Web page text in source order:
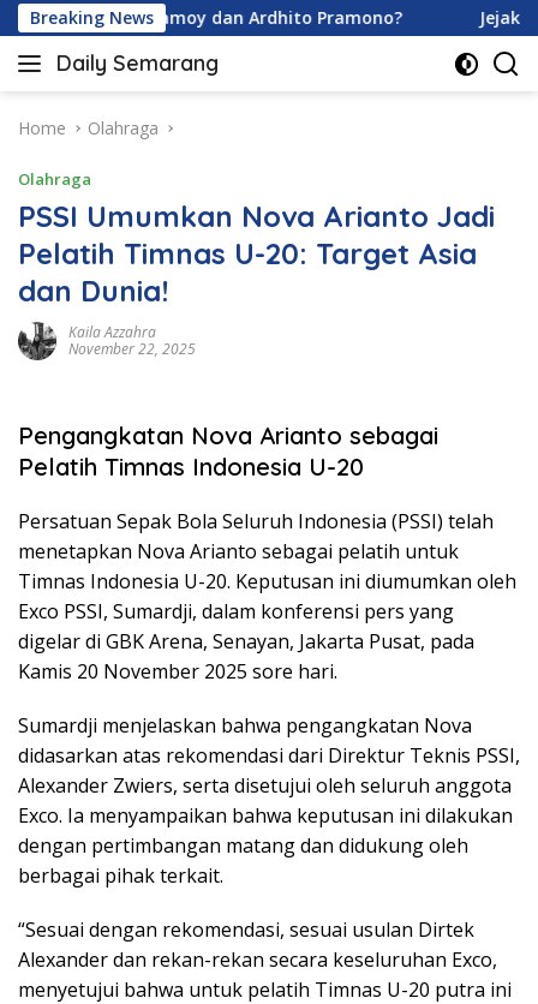
Skip
to
content
Breaking News
Davina Karamoy dan Ardhito Pramono? Jejak
Daily Semarang
"Semarang
Ini:
Terkini
untuk
Anda"
Home Olahraga
Olahraga
PSSI Umumkan Nova Arianto Jadi
Pelatih Timnas U-20: Target Asia
dan Dunia!
Kaila Azzahra
November 22, 2025
Pengangkatan Nova Arianto sebagai
Pelatih Timnas Indonesia U-20
Persatuan Sepak Bola Seluruh Indonesia (PSSI) telah
menetapkan Nova Arianto sebagai pelatih untuk
Timnas Indonesia U-20. Keputusan ini diumumkan oleh
Exco PSSI, Sumardji, dalam konferensi pers yang
digelar di GBK Arena, Senayan, Jakarta Pusat, pada
Kamis 20 November 2025 sore hari.
Sumardji menjelaskan bahwa pengangkatan Nova
didasarkan atas rekomendasi dari Direktur Teknis PSSI,
Alexander Zwiers, serta disetujui oleh seluruh anggota
Exco. Ia menyampaikan bahwa keputusan ini dilakukan
dengan pertimbangan matang dan didukung oleh
berbagai pihak terkait.
“Sesuai dengan rekomendasi, sesuai usulan Dirtek
Alexander dan rekan-rekan secara keseluruhan Exco,
menyetujui bahwa untuk pelatih Timnas U-20 putra ini